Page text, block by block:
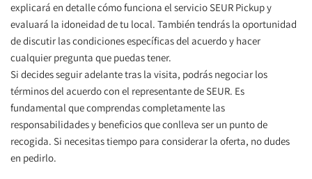
explicará en detalle cómo funciona el servicio SEUR Pickup y
evaluará la idoneidad de tu local. También tendrás la oportunidad
de discutir las condiciones específicas del acuerdo y hacer
cualquier pregunta que puedas tener.
Si decides seguir adelante tras la visita, podrás negociar los
términos del acuerdo con el representante de SEUR. Es
fundamental que comprendas completamente las
responsabilidades y beneficios que conlleva ser un punto de
recogida. Si necesitas tiempo para considerar la oferta, no dudes
en pedirlo.